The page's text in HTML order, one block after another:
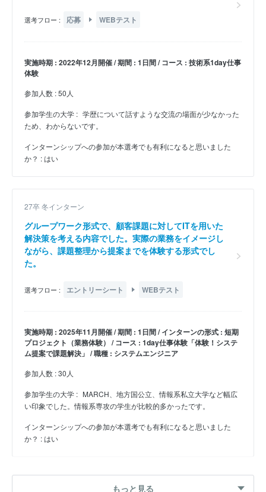
選考フロー : 応募 WEBテスト
実施時期 : 2022年12月開催 / 期間 : 1日間 / コース : 技術系1day仕事
体験
参加人数 : 50人
参加学生の大学 : 学歴について話すような交流の場面が少なかった
ため、わからないです。
インターンシップへの参加が本選考でも有利になると思いました
か？ : はい
27卒 冬インターン
グループワーク形式で、顧客課題に対してITを用いた
解決策を考える内容でした。実際の業務をイメージし
ながら、課題整理から提案までを体験する形式でし
た。
選考フロー : エントリーシート WEBテスト
実施時期 : 2025年11月開催 / 期間 : 1日間 / インターンの形式 : 短期
プロジェクト（業務体験） / コース : 1day仕事体験「体験！システ
ム提案で課題解決」 / 職種 : システムエンジニア
参加人数 : 30人
参加学生の大学 : MARCH、地方国公立、情報系私立大学など幅広
い印象でした。情報系専攻の学生が比較的多かったです。
インターンシップへの参加が本選考でも有利になると思いました
か？ : はい
もっと見る